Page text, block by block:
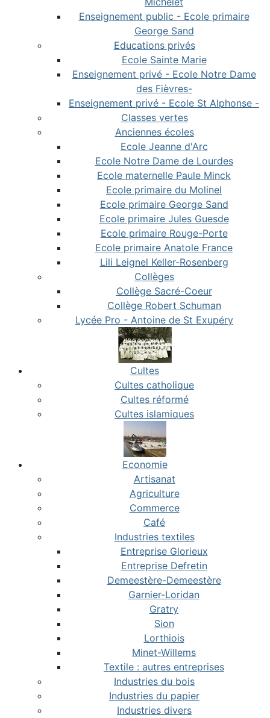
Enseignement public - Ecole primaire
George Sand
Educations privés
Ecole Sainte Marie
Enseignement privé - Ecole Notre Dame
des Fièvres-
Enseignement privé - Ecole St Alphonse -
Classes vertes
Anciennes écoles
Ecole Jeanne d'Arc
Ecole Notre Dame de Lourdes
Ecole maternelle Paule Minck
Ecole primaire du Molinel
Ecole primaire George Sand
Ecole primaire Jules Guesde
Ecole primaire Rouge-Porte
Ecole primaire Anatole France
Lili Leignel Keller-Rosenberg
Collèges
Collège Sacré-Coeur
Collège Robert Schuman
Lycée Pro - Antoine de St Exupéry
Cultes
Cultes catholique
Cultes réformé
Cultes islamiques
Economie
Artisanat
Agriculture
Commerce
Café
Industries textiles
Entreprise Glorieux
Entreprise Defretin
Demeestère-Demeestère
Garnier-Loridan
Gratry
Sion
Lorthiois
Minet-Willems
Textile : autres entreprises
Industries du bois
Industries du papier
Industries divers